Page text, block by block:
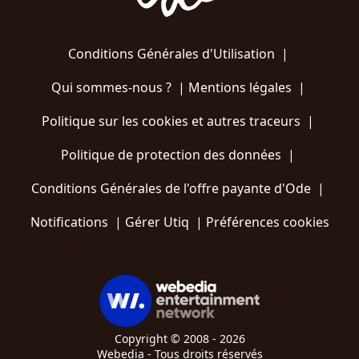
Conditions Générales d'Utilisation |
Qui sommes-nous ?| Mentions légales |
Politique sur les cookies et autres traceurs |
Politique de protection des données |
Conditions Générales de l'offre payante d'Ode |
Notifications | Gérer Utiq | Préférences cookies
Copyright © 2008 - 2026
Webedia - Tous droits réservés